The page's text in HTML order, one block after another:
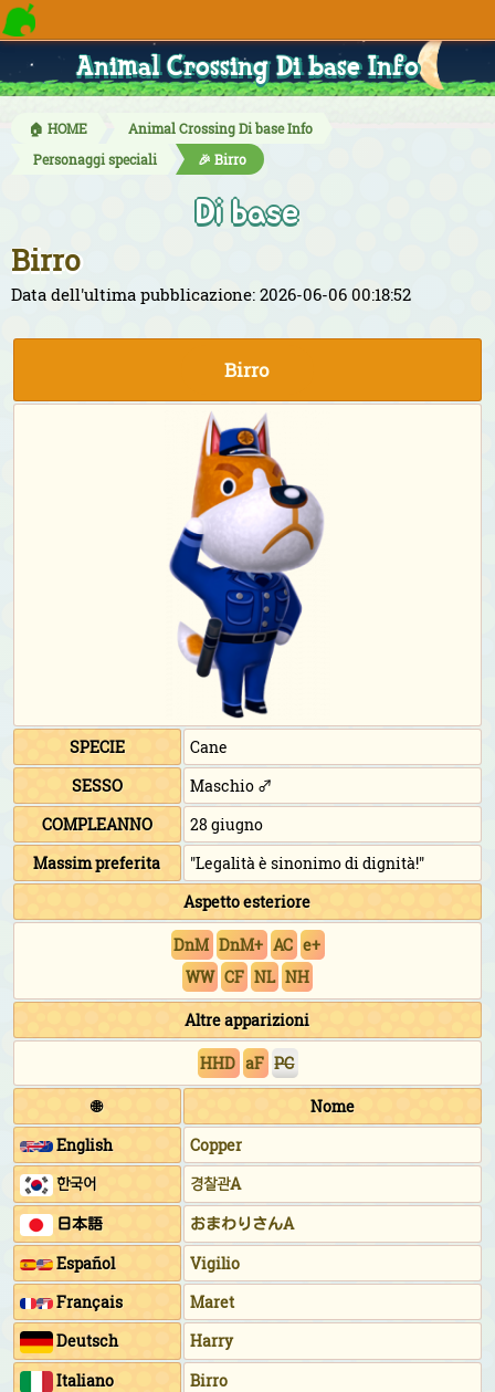
Animal Crossing Di base Info
🏠 HOME
Animal Crossing Di base Info
Personaggi speciali
🎉 Birro
Di base
Birro
Data dell'ultima pubblicazione: 2026-06-06 00:18:52
Birro
SPECIE
Cane
SESSO
Maschio ♂
COMPLEANNO
28 giugno
Massim preferita
"Legalità è sinonimo di dignità!"
Aspetto esteriore
DnM DnM+ AC e+
WW CF NL NH
Altre apparizioni
HHD aF PC
🌐
Nome
English
Copper
한국어
경찰관A
日本語
おまわりさんA
Español
Vigilio
Français
Maret
Deutsch
Harry
Italiano
Birro